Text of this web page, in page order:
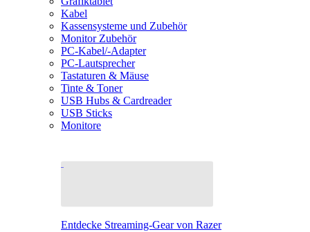
Kabel
Kassensysteme und Zubehör
Monitor Zubehör
PC-Kabel/-Adapter
PC-Lautsprecher
Tastaturen & Mäuse
Tinte & Toner
USB Hubs & Cardreader
USB Sticks
Monitore
Entdecke Streaming-Gear von Razer